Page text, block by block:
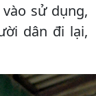
sử dụng,
dân đi lại,